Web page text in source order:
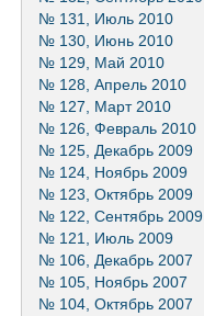
№ 131, Июль 2010
№ 130, Июнь 2010
№ 129, Май 2010
№ 128, Апрель 2010
№ 127, Март 2010
№ 126, Февраль 2010
№ 125, Декабрь 2009
№ 124, Ноябрь 2009
№ 123, Октябрь 2009
№ 122, Сентябрь 2009
№ 121, Июль 2009
№ 106, Декабрь 2007
№ 105, Ноябрь 2007
№ 104, Октябрь 2007